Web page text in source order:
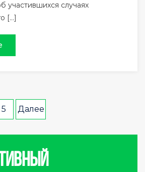
участившихся случаях
[…]
5 Далее